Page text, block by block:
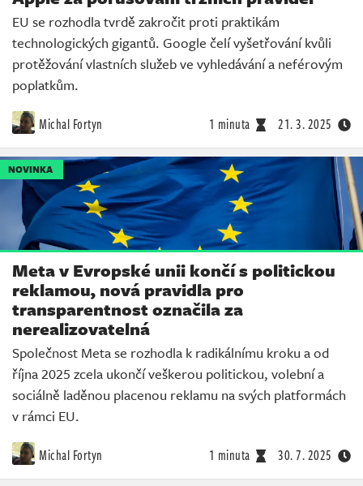
EU se rozhodla tvrdě zakročit proti praktikám
technologických gigantů. Google čelí vyšetřování kvůli
protěžování vlastních služeb ve vyhledávání a neférovým
poplatkům.
Michal Fortyn 1 minuta 21. 3. 2025
NOVINKA
Meta v Evropské unii končí s politickou
reklamou, nová pravidla pro
transparentnost označila za
nerealizovatelná
Společnost Meta se rozhodla k radikálnímu kroku a od
října 2025 zcela ukončí veškerou politickou, volební a
sociálně laděnou placenou reklamu na svých platformách
v rámci EU.
Michal Fortyn 1 minuta 30. 7. 2025